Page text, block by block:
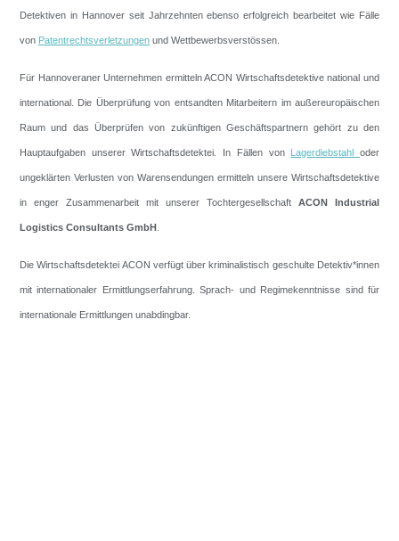
Detektiven in Hannover seit Jahrzehnten ebenso erfolgreich bearbeitet wie Fälle
von Patentrechtsverletzungen und Wettbewerbsverstössen.
Für Hannoveraner Unternehmen ermitteln ACON Wirtschaftsdetektive national und
international. Die Überprüfung von entsandten Mitarbeitern im außereuropäischen
Raum und das Überprüfen von zukünftigen Geschäftspartnern gehört zu den
Hauptaufgaben unserer Wirtschaftsdetektei. In Fällen von Lagerdiebstahloder
ungeklärten Verlusten von Warensendungen ermitteln unsere Wirtschaftsdetektive
in enger Zusammenarbeit mit unserer Tochtergesellschaft ACON Industrial
Logistics Consultants GmbH
Die Wirtschaftsdetektei ACON verfügt über kriminalistisch geschulte Detektiv*innen
mit internationaler Ermittlungserfahrung. Sprach- und Regimekenntnisse sind für
internationale Ermittlungen unabdingbar.